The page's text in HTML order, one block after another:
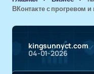
ВКонтакте с прогревом
kingsunnyct.com
04-01-2026